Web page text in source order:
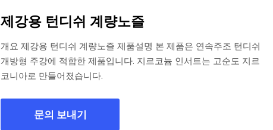
제강용 턴디쉬 계량노즐
개요 제강용 턴디쉬 계량노즐 제품설명 본 제품은 연속주조 턴디쉬
개방형 주강에 적합한 제품입니다. 지르코늄 인서트는 고순도 지르
코니아로 만들어졌습니다.
문의 보내기